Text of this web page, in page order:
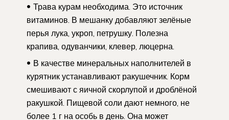
Трава курам необходима. Это источник
витаминов. В мешанку добавляют зелёные
перья лука, укроп, петрушку. Полезна
крапива, одуванчики, клевер, люцерна.
В качестве минеральных наполнителей в
курятник устанавливают ракушечник. Корм
смешивают с яичной скорлупой и дроблёной
ракушкой. Пищевой соли дают немного, не
более 1 г на особь в день. Она может